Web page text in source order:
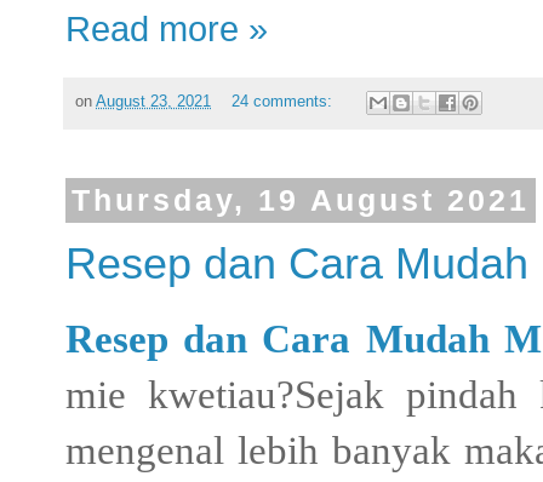
Read more »
on August 23, 2021 24 comments:
Thursday, 19 August 2021
Resep dan Cara
Resep dan Cara Mudah
mie kwetiau?Sejak
mengenal lebih banyak